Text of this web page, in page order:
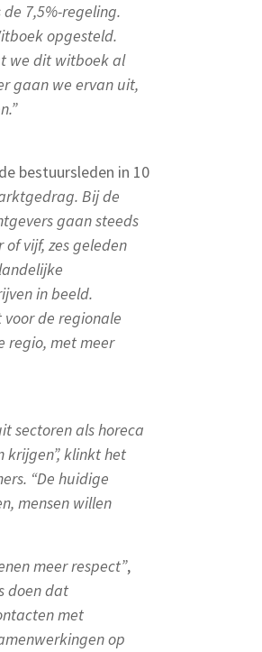
7,5%-regeling.
opgesteld.
we dit witboek al
gaan we ervan uit,
bestuursleden in 10
Bij de
gaan steeds
vijf, zes geleden
in beeld.
de regionale
regio, met meer
sectoren als horeca
krijgen”, klinkt het
“De huidige
mensen willen
meer respect”,
doen dat
met
op